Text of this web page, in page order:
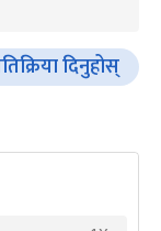
दिनुहोस्